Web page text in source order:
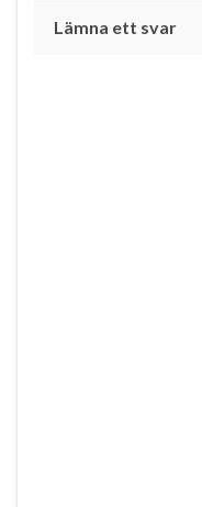
Lämna ett svar